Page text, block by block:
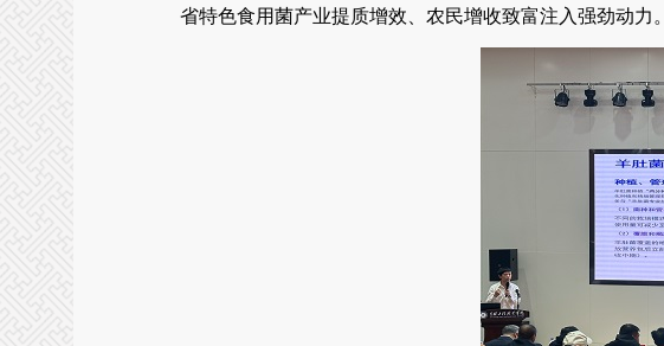
省特色食用菌产业提质增效、农民增收致富注入强劲动力。